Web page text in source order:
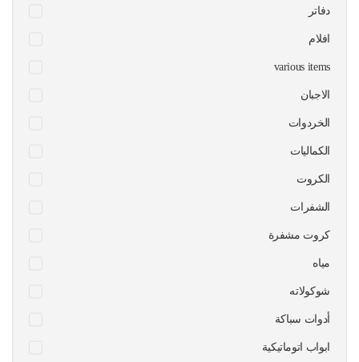
دفاتر
افلام
various items
الاجبان
الخردوات
الكماليات
الكروت
الشفرات
كروت مشفرة
مياه
شوكولاته
أدوات سباكة
ابواب اتوماتيكية